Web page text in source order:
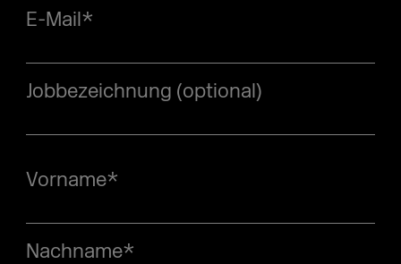
E-Mail*
Jobbezeichnung (optional)
Vorname*
Nachname*